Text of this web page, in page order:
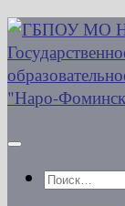
Перейти
к
содержимому
Найти: